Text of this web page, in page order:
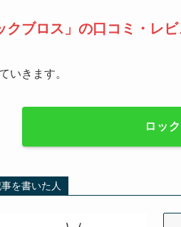
クブロス」の口コミ・レ
いきます。
ロッ
を書いた人